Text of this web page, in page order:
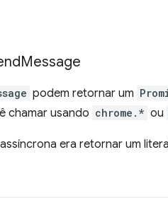
Message
podem retornar um
chamar usando chrome.* ou
era retornar um